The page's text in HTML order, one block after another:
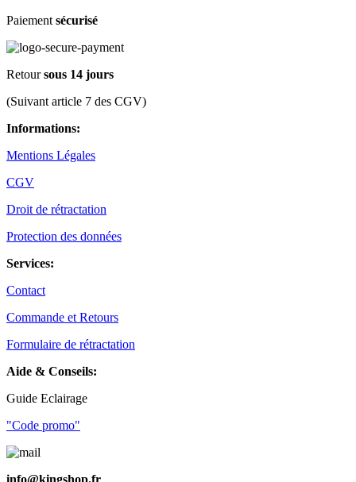
Paiement sécurisé
Retoursous 14 jours
(Suivant article 7 des CGV)
Informations:
Mentions Légales
CGV
Droit de rétractation
Protection des données
Services:
Contact
Commande et Retours
Formulaire de rétractation
Aide & Conseils:
Guide Eclairage
"Code promo"
info@kingshop.fr